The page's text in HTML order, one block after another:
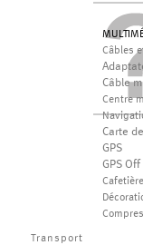
Câbles
Câble
Centre
Carte
GPS
GPS Off
Transport